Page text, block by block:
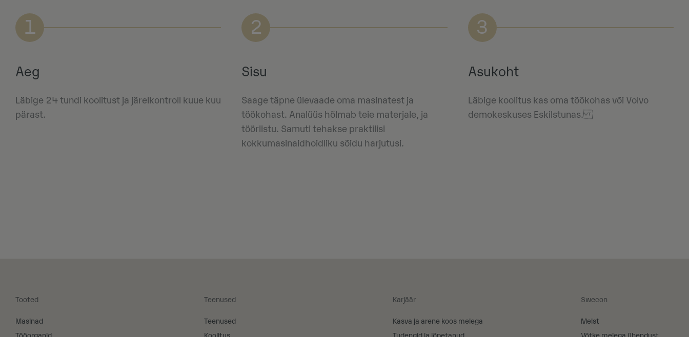
1
Aeg
Läbige 24 tundi koolitust ja järelkontroll kuue kuu
pärast.
2
Sisu
Saage täpne ülevaade oma masinatest ja
töökohast. Analüüs hõlmab teie materjale, ja
tööriistu. Samuti tehakse praktilisi
kokkumasinaidhoidliku sõidu harjutusi.
3
Asukoht
Läbige koolitus kas oma töökohas või Volvo
demokeskuses Eskilstunas.
Tooted
Masinad
Teenused
Teenused
Karjäär
Kasva ja arene koos meiega
Swecon
Meist